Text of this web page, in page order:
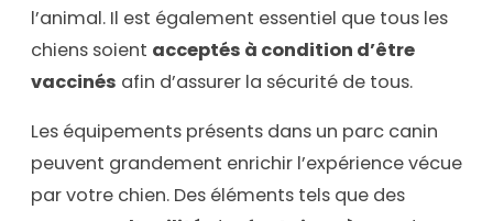
l’animal. Il est également essentiel que tous les
chiens soient acceptés à condition d’être
vaccinés afin d’assurer la sécurité de tous.
Les équipements présents dans un parc canin
peuvent grandement enrichir l’expérience vécue
par votre chien. Des éléments tels que des